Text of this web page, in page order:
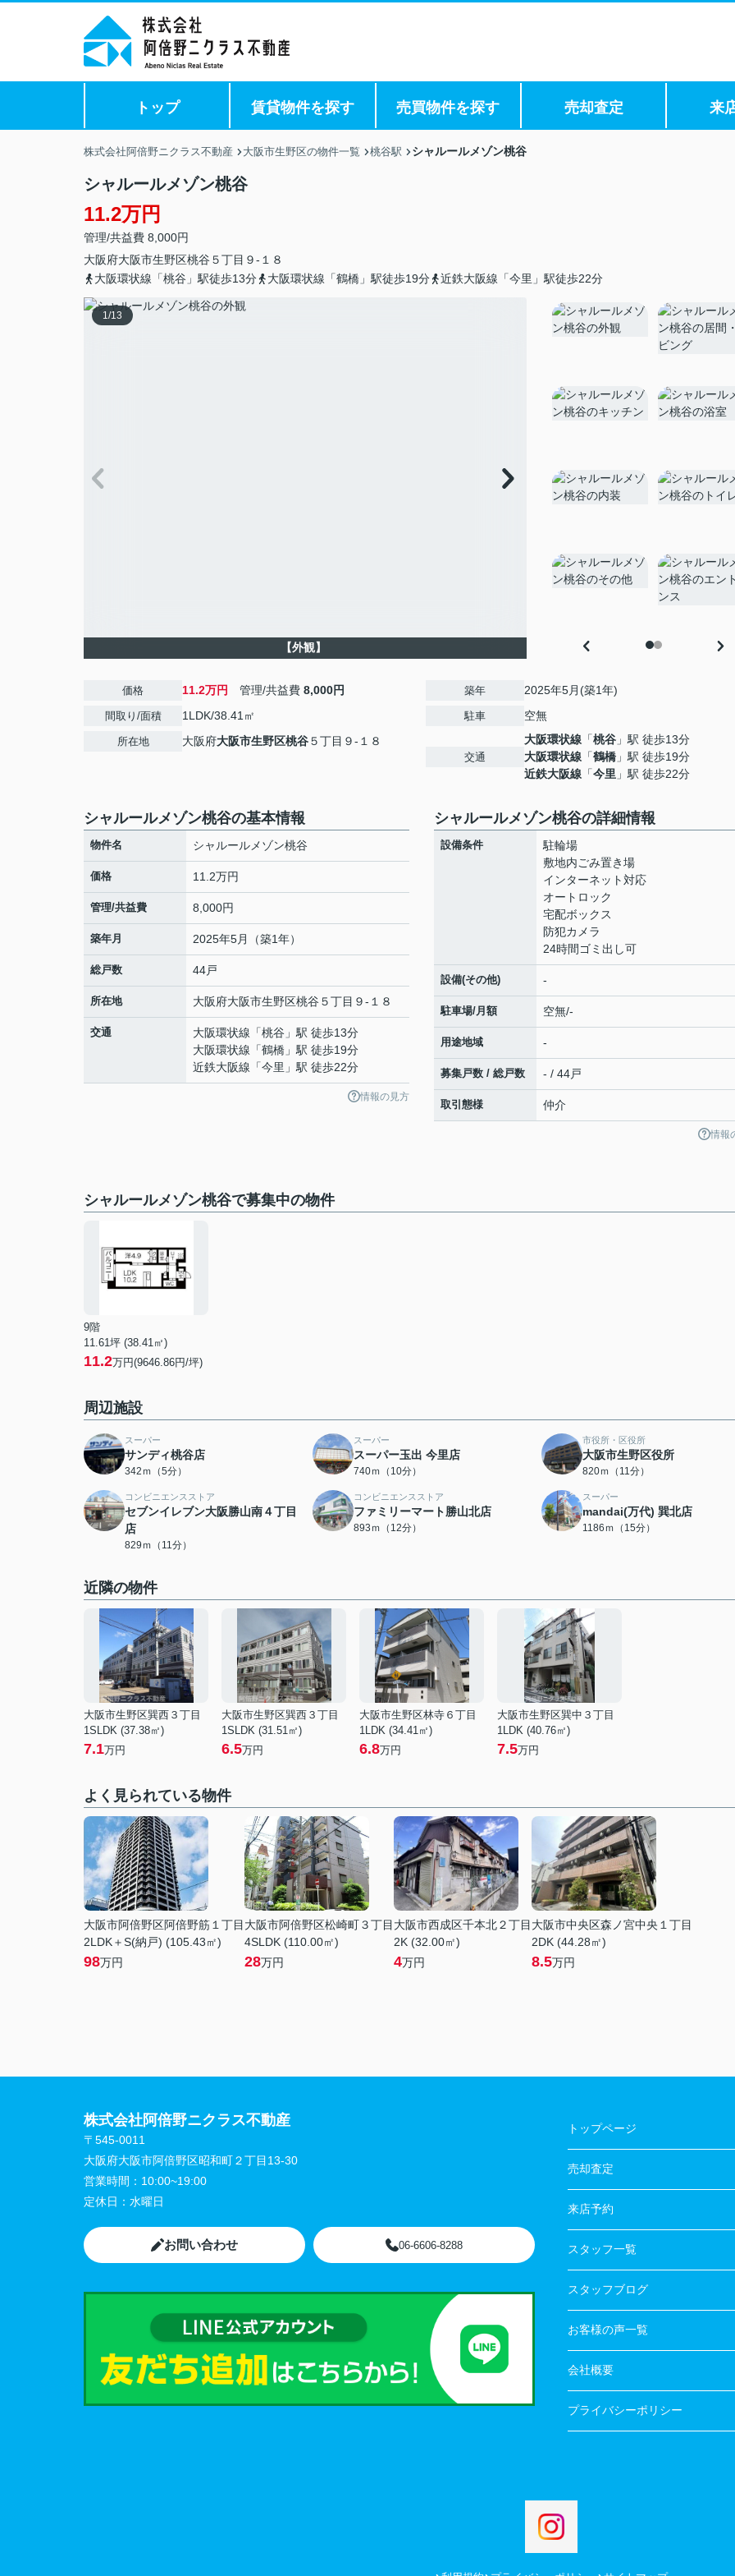
トップ 賃貸物件を探す 売買物件を探す 売却査定 来
株式会社阿倍野ニクラス不動産 大阪市生野区の物件一覧 桃谷駅 シャルールメゾン桃谷
シャルールメゾン桃谷
11.2万円
管理/共益費 8,000円
大阪府大阪市生野区桃谷 ５丁目９-１８
大阪環状線「桃谷」駅徒歩13分
大阪環状線「鶴橋」駅徒歩19分 近鉄大阪線「今里」駅徒歩22分
1/13
【外観】
価格 11.2万円 管理/共益費 8,000円
間取り/面積 1LDK/38.41㎡
所在地 大阪府大阪市生野区桃谷５丁目９-１８
築年 2025年5月(築1年)
駐車 空無
交通
大阪環状線 「桃谷 」駅 徒歩13分
大阪環状線 「鶴橋 」駅 徒歩19分
近鉄大阪線 「今里 」駅 徒歩22分
シャルールメゾン桃谷の基本情報
物件名 シャルールメゾン桃谷
価格 11.2万円
管理/共益費 8,000円
築年月 2025年5月（築1年）
総戸数 44戸
所在地 大阪府大阪市生野区桃谷 ５丁目９-１８
交通 大阪環状線 「桃谷 」駅 徒歩13分
大阪環状線 「鶴橋 」駅 徒歩19分
近鉄大阪線 「今里 」駅 徒歩22分
情報の見方
シャルールメゾン桃谷の詳細情報
設備条件
駐輪場
敷地内ごみ置き場
インターネット対応
オートロック
宅配ボックス
防犯カメラ
24時間ゴミ出し可
設備(その他) -
駐車場/月額 空無/-
用途地域 -
募集戸数 / 総戸数 - / 44戸
取引態様 仲介
情報
シャルールメゾン桃谷で募集中の物件
9階
11.61坪 (38.41㎡)
11.2万円(9646.86円/坪)
周辺施設
スーパー
サンディ桃谷店
342ｍ（5分）
スーパー
スーパー玉出 今里店
740ｍ（10分）
市役所・区役所
大阪市生野区役所
820ｍ（11分）
コンビニエンスストア
セブンイレブン大阪勝山南４丁目
店
829ｍ（11分）
コンビニエンスストア
ファミリーマート勝山北店
893ｍ（12分）
スーパー
mandai(万代) 巽北店
1186ｍ（15分）
近隣の物件
大阪市生野区巽西３丁目
1SLDK (37.38㎡)
7.1万円
大阪市生野区巽西３丁目
1SLDK (31.51㎡)
6.5万円
大阪市生野区林寺６丁目
1LDK (34.41㎡)
6.8万円
大阪市生野区巽中３丁目
1LDK (40.76㎡)
7.5万円
よく見られている物件
大阪市阿倍野区阿倍野筋１丁目
2LDK＋S(納戸) (105.43㎡)
98万円
大阪市阿倍野区松崎町３丁目
4SLDK (110.00㎡)
28万円
大阪市西成区千本北２丁目
2K (32.00㎡)
4万円
大阪市中央区森ノ宮中央１丁目
2DK (44.28㎡)
8.5万円
株式会社阿倍野ニクラス不動産
〒545-0011
大阪府大阪市阿倍野区昭和町２丁目13-30
営業時間： 10:00~19:00
定休日： 水曜日
お問い合わせ 06-6606-8288
トップページ
売却査定
来店予約
スタッフ一覧
スタッフブログ
お客様の声一覧
会社概要
プライバシーポリシー